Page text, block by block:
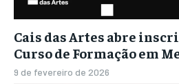
Cais das Artes abre
Curso de Formação em
9 de fevereiro de 2026